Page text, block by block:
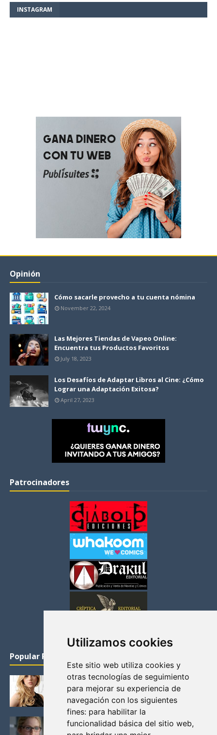
Utilizamos cookies
Este sitio web utiliza cookies y
otras tecnologías de seguimiento
para mejorar su experiencia de
navegación con los siguientes
fines: para habilitar la
funcionalidad básica del sitio web,
INSTAGRAM
Opinión
Cómo sacarle provecho a tu cuenta nómina
November 22, 2024
Las Mejores Tiendas de Vapeo Online:
Encuentra tus Productos Favoritos
July 18, 2023
Los Desafíos de Adaptar Libros al Cine: ¿Cómo
Lograr una Adaptación Exitosa?
April 27, 2023
Patrocinadores
Popular Posts
KATHERYN WINNICK: LA ACTRIZ MAS GUAPA DE
VIKINGOS
Junio 14, 2013
FELICITY (EMILY BETT RICKARDS), LAS FOTOS
MAS BONITAS DE LA ALIADA DE ARROW